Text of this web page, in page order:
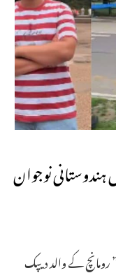
نوجوان
رومانچ کے والد دیپک